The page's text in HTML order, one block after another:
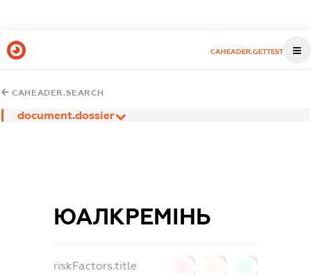
CAHEADER.GETTEST
CAHEADER.SEARCH
document.dossier
ЮАЛКРЕМІНЬ
riskFactors.title